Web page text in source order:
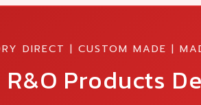
DIRECT | CUSTOM MADE |
R&O Products